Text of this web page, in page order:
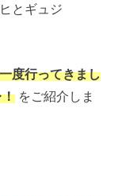
とギュジ
度行ってきまし
！ をご紹介しま